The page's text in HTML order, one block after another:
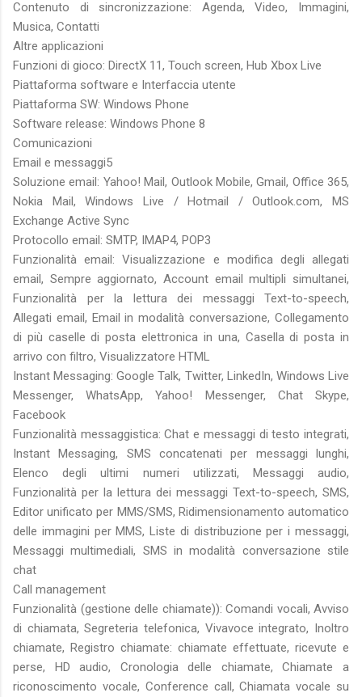
Contenuto di sincronizzazione: Agenda, Video, Immagini,
Musica, Contatti
Altre applicazioni
Funzioni di gioco: DirectX 11, Touch screen, Hub Xbox Live
Piattaforma software e Interfaccia utente
Piattaforma SW: Windows Phone
Software release: Windows Phone 8
Comunicazioni
Email e messaggi5
Soluzione email: Yahoo! Mail, Outlook Mobile, Gmail, Office 365,
Nokia Mail, Windows Live / Hotmail / Outlook.com, MS
Exchange Active Sync
Protocollo email: SMTP, IMAP4, POP3
Funzionalità email: Visualizzazione e modifica degli allegati
email, Sempre aggiornato, Account email multipli simultanei,
Funzionalità per la lettura dei messaggi Text-to-speech,
Allegati email, Email in modalità conversazione, Collegamento
di più caselle di posta elettronica in una, Casella di posta in
arrivo con filtro, Visualizzatore HTML
Instant Messaging: Google Talk, Twitter, LinkedIn, Windows Live
Messenger, WhatsApp, Yahoo! Messenger, Chat Skype,
Facebook
Funzionalità messaggistica: Chat e messaggi di testo integrati,
Instant Messaging, SMS concatenati per messaggi lunghi,
Elenco degli ultimi numeri utilizzati, Messaggi audio,
Funzionalità per la lettura dei messaggi Text-to-speech, SMS,
Editor unificato per MMS/SMS, Ridimensionamento automatico
delle immagini per MMS, Liste di distribuzione per i messaggi,
Messaggi multimediali, SMS in modalità conversazione stile
chat
Call management
Funzionalità (gestione delle chiamate)): Comandi vocali, Avviso
di chiamata, Segreteria telefonica, Vivavoce integrato, Inoltro
chiamate, Registro chiamate: chiamate effettuate, ricevute e
perse, HD audio, Cronologia delle chiamate, Chiamate a
riconoscimento vocale, Conference call, Chiamata vocale su